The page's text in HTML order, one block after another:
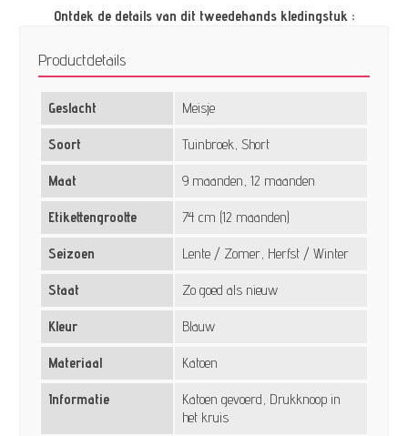
Ontdek de details van dit tweedehands kledingstuk :
Productdetails
Geslacht Meisje
Soort Tuinbroek, Short
Maat 9 maanden, 12 maanden
Etikettengrootte 74 cm (12 maanden)
Seizoen Lente / Zomer, Herfst / Winter
Staat Zo goed als nieuw
Kleur Blauw
Materiaal Katoen
Informatie
Katoen gevoerd, Drukknoop in
het kruis